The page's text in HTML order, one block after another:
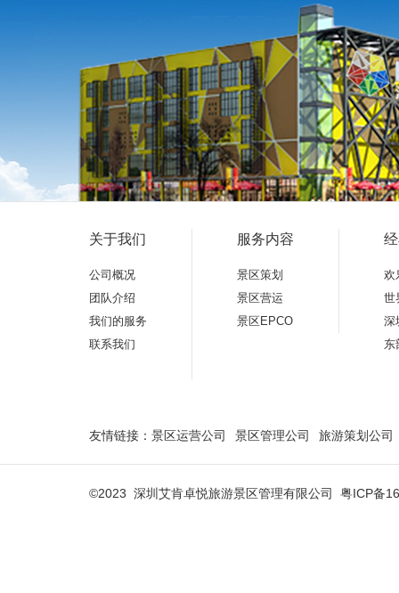
关于我们
公司概况
团队介绍
我们的服务
联系我们
服务内容
景区策划
景区营运
景区EPCO
欢
世
深
东
友情链接： 景区运营公司 景区管理公司 旅游策划公司
©2023 深圳艾肯卓悦旅游景区管理有限公司 粤ICP备